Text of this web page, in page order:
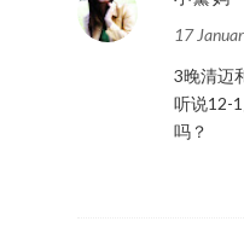
17
3晚清迈
听说12-
吗？